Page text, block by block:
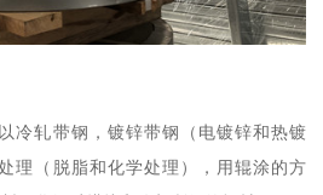
冷轧带钢，镀锌带钢（电镀锌和热镀
理（脱脂和化学处理），用辊涂的方